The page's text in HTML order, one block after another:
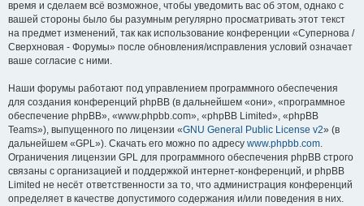
время и сделаем всё возможное, чтобы уведомить вас об этом, однако с
вашей стороны было бы разумным регулярно просматривать этот текст
на предмет изменений, так как использование конференции «Супернова /
Сверхновая - Форумы» после обновления/исправления условий означает
ваше согласие с ними.
Наши форумы работают под управлением программного обеспечения
для создания конференций phpBB (в дальнейшем «они», «программное
обеспечение phpBB», «www.phpbb.com», «phpBB Limited», «phpBB
Teams»), выпущенного по лицензии «GNU General Public License v2» (в
дальнейшем «GPL»). Скачать его можно по адресу www.phpbb.com.
Ограничения лицензии GPL для программного обеспечения phpBB строго
связаны с организацией и поддержкой интернет-конференций, и phpBB
Limited не несёт ответственности за то, что администрация конференций
определяет в качестве допустимого содержания и/или поведения в них.